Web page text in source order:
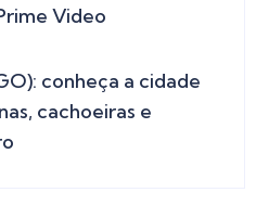
Video
conheça a cidade
cachoeiras e